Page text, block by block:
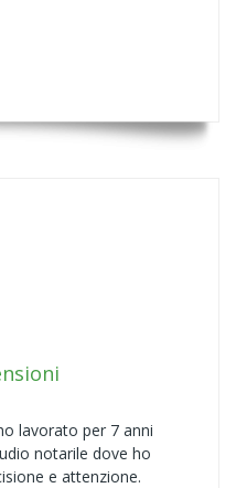
lavorato per 7 anni
notarile dove ho
e attenzione.